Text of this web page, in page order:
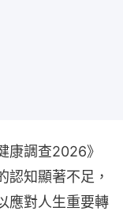
康調查2026》
認知顯著不足，
應對人生重要轉